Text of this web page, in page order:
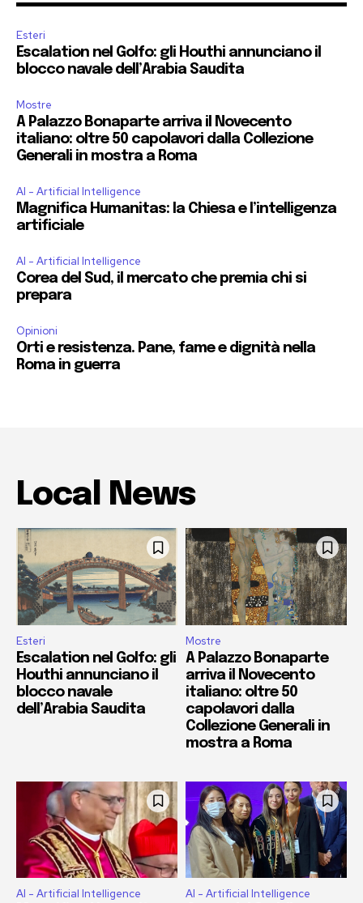
Esteri
Escalation nel Golfo: gli Houthi annunciano il
blocco navale dell’Arabia Saudita
Mostre
A Palazzo Bonaparte arriva il Novecento
italiano: oltre 50 capolavori dalla Collezione
Generali in mostra a Roma
AI - Artificial Intelligence
Magnifica Humanitas: la Chiesa e l’intelligenza
artificiale
AI - Artificial Intelligence
Corea del Sud, il mercato che premia chi si
prepara
Opinioni
Orti e resistenza. Pane, fame e dignità nella
Roma in guerra
Local News
Esteri
Escalation nel Golfo: gli
Houthi annunciano il
blocco navale
dell’Arabia Saudita
Mostre
A Palazzo Bonaparte
arriva il Novecento
italiano: oltre 50
capolavori dalla
Collezione Generali in
mostra a Roma
AI - Artificial Intelligence AI - Artificial Intelligence